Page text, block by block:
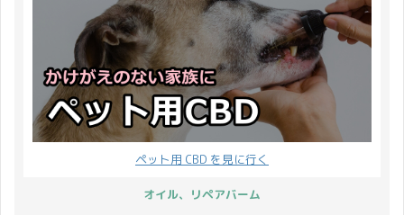
ペット用 CBD を見に行く
オイル、リペアバーム